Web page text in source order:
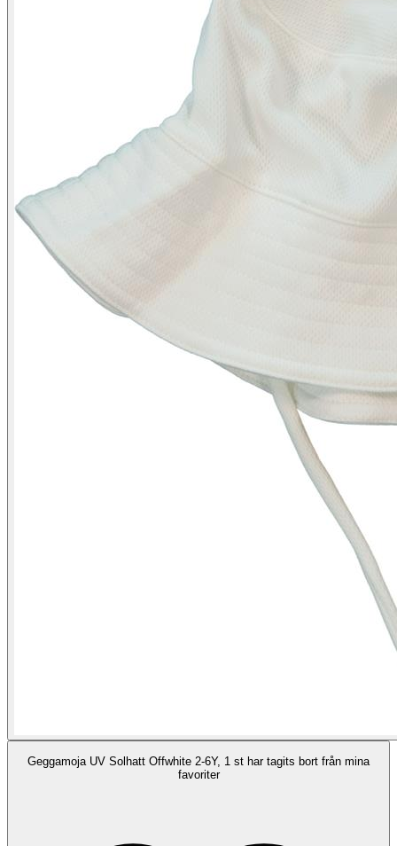
Geggamoja UV Solhatt Offwhite 2-6Y, 1 st har tagits bort från mina
favoriter